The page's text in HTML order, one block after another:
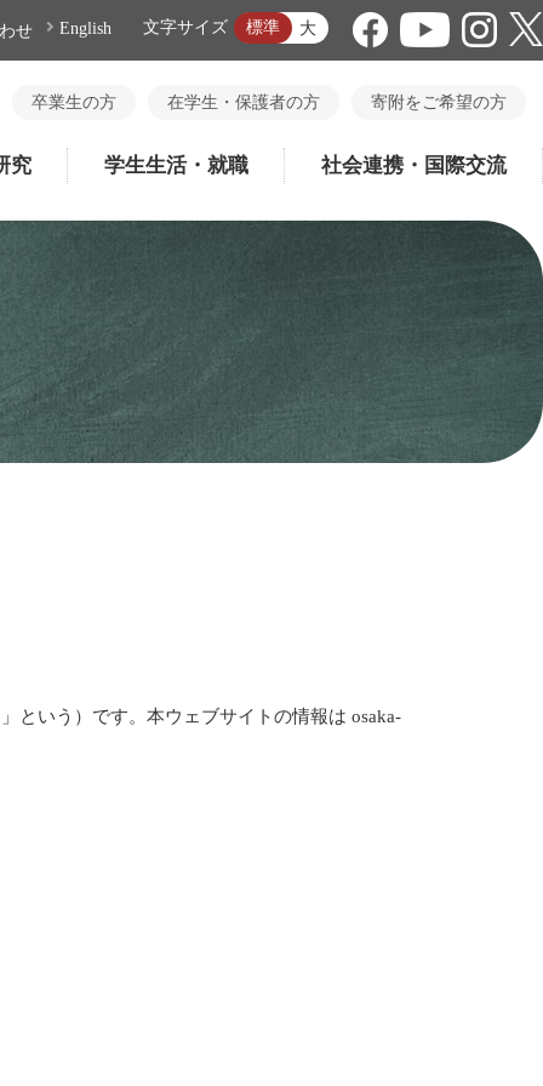
せ English 文字サイズ 標準 大
卒業生の方 在学生・保護者の方 寄附をご希望の方
究 学生生活・就職 社会連携・国際交流
という）です。本ウェブサイトの情報は osaka-